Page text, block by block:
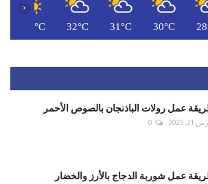
30°C
31°C
32°C
32°C
‹
عمل رولات الباذنجان بالصوص الأحمر
2025
0
عمل شوربة الدجاج بالأرز والخضار